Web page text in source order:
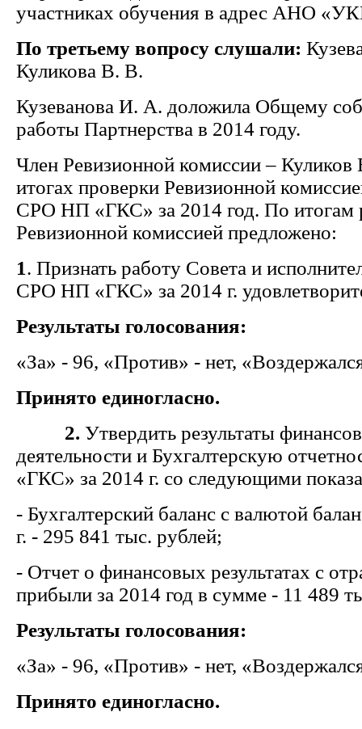
участниках обучения в адрес АНО
По третьему вопросу слушали:
Куликова В. В.
Кузеванова И. А. доложила Общему
работы Партнерства в 2014 году.
Член Ревизионной комиссии –
итогах проверки Ревизионной
СРО НП «ГКС» за 2014 год. По итогам
Ревизионной комиссией предложено:
1. Признать работу Совета и
СРО НП «ГКС» за 2014 г.
Результаты голосования:
«За» - 96, «Против» - нет,
Принято единогласно.
2. Утвердить результаты
деятельности и Бухгалтерскую
«ГКС» за 2014 г. со следующими
- Бухгалтерский баланс с валютой
г. - 295 841 тыс. рублей;
- Отчет о финансовых результатах с
прибыли за 2014 год в сумме - 11 489
Результаты голосования:
«За» - 96, «Против» - нет,
Принято единогласно.